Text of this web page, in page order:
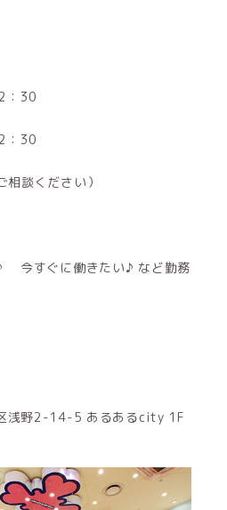
：30
30
談ください）
今すぐに働きたい♪ など勤務
浅野2-14-5 あるあるcity 1F